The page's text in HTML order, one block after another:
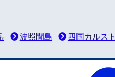
波照間島 四国カルスト